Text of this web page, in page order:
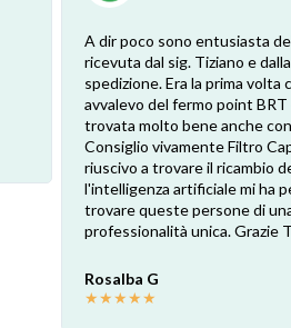
A dir poco sono entusiasta
ricevuta dal sig. Tiziano e
spedizione. Era la prima volta
avvalevo del fermo point BRT
trovata molto bene anche
Consiglio vivamente Filtro
riuscivo a trovare il ricambio
l'intelligenza artificiale mi ha
trovare queste persone di
professionalità unica. Grazie
Rosalba G
★★★★★